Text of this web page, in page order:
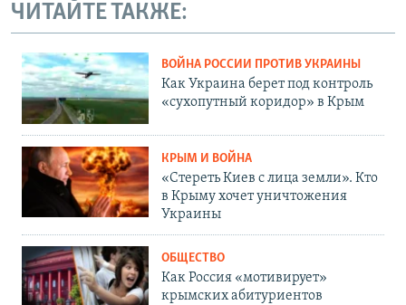
ЧИТАЙТЕ ТАКЖЕ:
ВОЙНА РОССИИ ПРОТИВ УКРАИНЫ
Как Украина берет под контроль
«сухопутный коридор» в Крым
КРЫМ И ВОЙНА
«Стереть Киев с лица земли». Кто
в Крыму хочет уничтожения
Украины
ОБЩЕСТВО
Как Россия «мотивирует»
крымских абитуриентов